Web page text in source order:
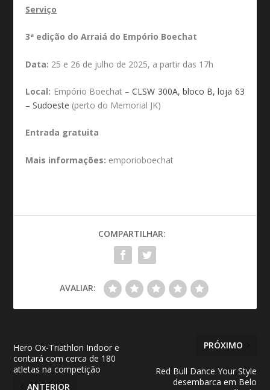
Serviço
3ª edição do Arraiá do Empório Boechat
Data: 25 e 26 de julho de 2025, a partir das 17h
Local: Empório Boechat –CLSW 300A, bloco B, loja 63
– Sudoeste (perto do Memorial JK)
Entrada gratuita
Mais informações: emporioboechat
COMPARTILHAR:
AVALIAR:
Hero Ox-Triathlon Indoor e
contará com cerca de 180
atletas na competição
ANTERIOR
PRÓXIMO
Red Bull Dance Your Style
desembarca em Belo